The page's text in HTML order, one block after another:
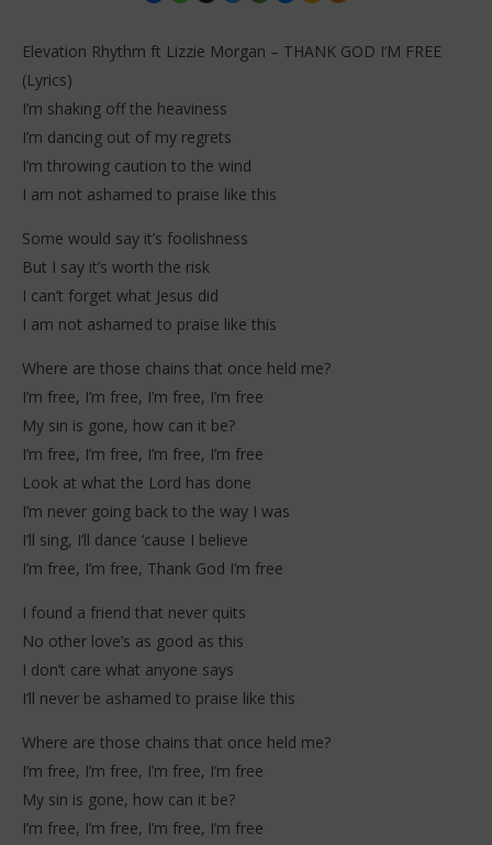
NOW VIEWING
Elevation Rhythm ft Lizzie Morgan – THANK GOD I’M
FREE (Lyrics)
25
janvier
Stone
Elevation Rhythm ft Lizzie Morgan – THANK GOD I’M FREE
(Lyrics)
I’m shaking off the heaviness
I’m dancing out of my regrets
I’m throwing caution to the wind
I am not ashamed to praise like this
Some would say it’s foolishness
But I say it’s worth the risk
I can’t forget what Jesus did
I am not ashamed to praise like this
Where are those chains that once held me?
I’m free, I’m free, I’m free, I’m free
My sin is gone, how can it be?
I’m free, I’m free, I’m free, I’m free
Look at what the Lord has done
I’m never going back to the way I was
I’ll sing, I’ll dance ‘cause I believe
I’m free, I’m free, Thank God I’m free
I found a friend that never quits
No other love’s as good as this
I don’t care what anyone says
I’ll never be ashamed to praise like this
Where are those chains that once held me?
I’m free, I’m free, I’m free, I’m free
My sin is gone, how can it be?
I’m free, I’m free, I’m free, I’m free